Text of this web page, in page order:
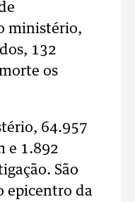
ministério,
132
os
64.957
e 1.892
São
epicentro da